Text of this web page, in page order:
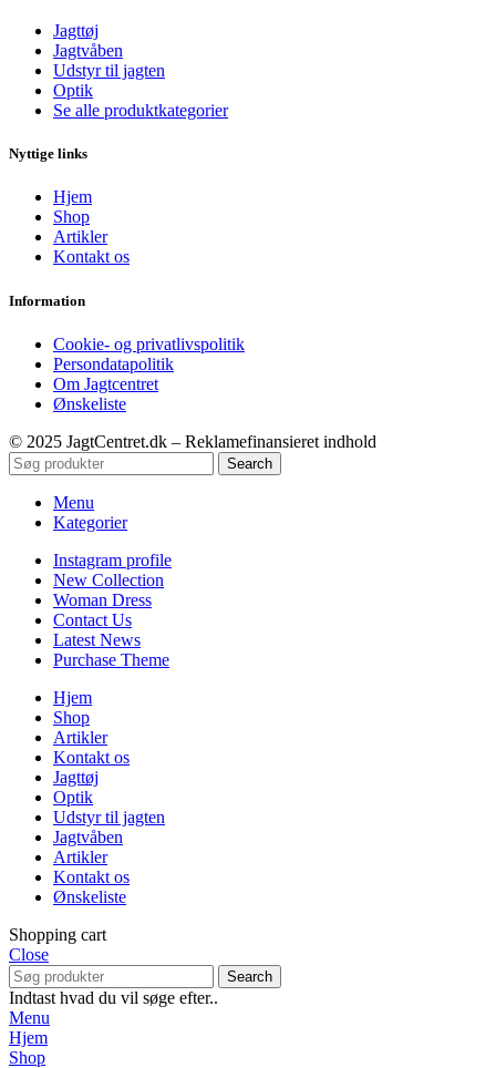
Jagttøj
Jagtvåben
Udstyr til jagten
Optik
Se alle produktkategorier
Nyttige links
Hjem
Shop
Artikler
Kontakt os
Information
Cookie- og privatlivspolitik
Persondatapolitik
Om Jagtcentret
Ønskeliste
© 2025 JagtCentret.dk – Reklamefinansieret indhold
Search
Menu
Kategorier
Instagram profile
New Collection
Woman Dress
Contact Us
Latest News
Purchase Theme
Hjem
Shop
Artikler
Kontakt os
Jagttøj
Optik
Udstyr til jagten
Jagtvåben
Artikler
Kontakt os
Ønskeliste
Shopping cart
Close
Search
Indtast hvad du vil søge efter..
Menu
Hjem
Shop